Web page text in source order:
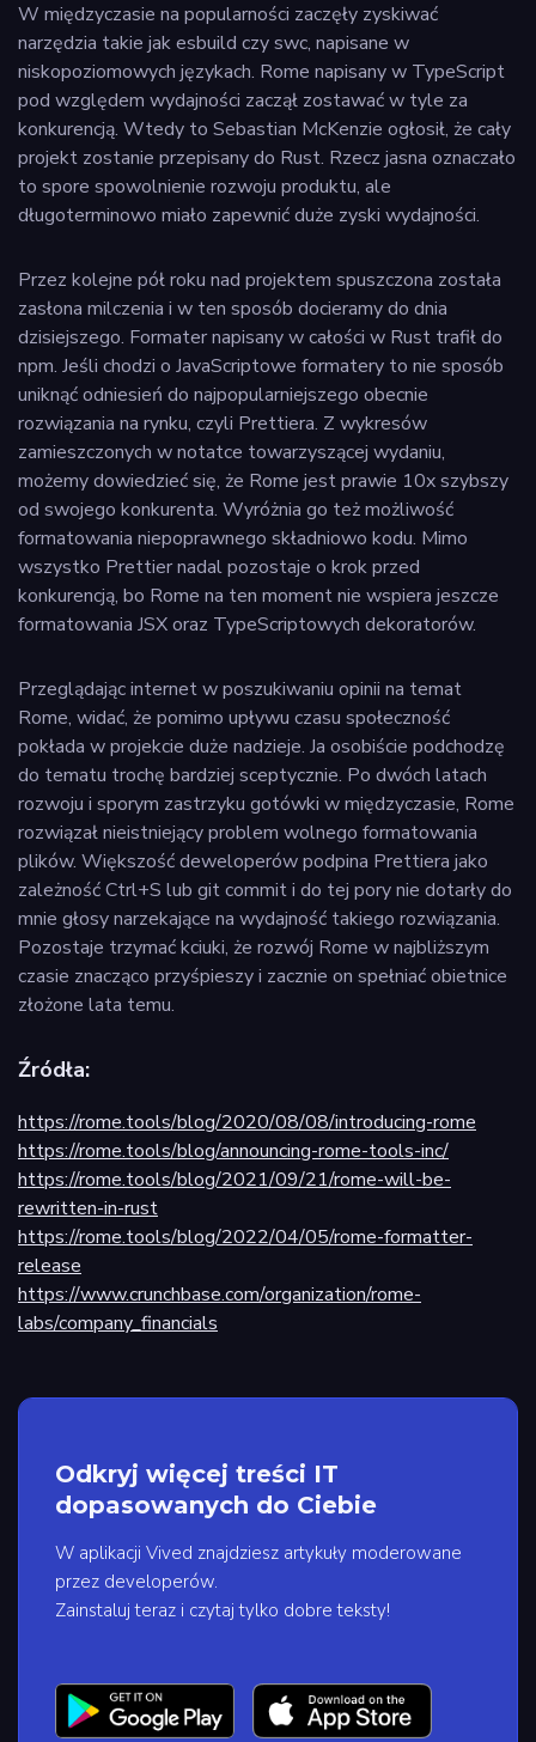
W międzyczasie na popularności zaczęły zyskiwać
narzędzia takie jak esbuild czy swc, napisane w
niskopoziomowych językach. Rome napisany w TypeScript
pod względem wydajności zaczął zostawać w tyle za
konkurencją. Wtedy to Sebastian McKenzie ogłosił, że cały
projekt zostanie przepisany do Rust. Rzecz jasna oznaczało
to spore spowolnienie rozwoju produktu, ale
długoterminowo miało zapewnić duże zyski wydajności.
Przez kolejne pół roku nad projektem spuszczona została
zasłona milczenia i w ten sposób docieramy do dnia
dzisiejszego. Formater napisany w całości w Rust trafił do
npm. Jeśli chodzi o JavaScriptowe formatery to nie sposób
uniknąć odniesień do najpopularniejszego obecnie
rozwiązania na rynku, czyli Prettiera. Z wykresów
zamieszczonych w notatce towarzyszącej wydaniu,
możemy dowiedzieć się, że Rome jest prawie 10x szybszy
od swojego konkurenta. Wyróżnia go też możliwość
formatowania niepoprawnego składniowo kodu. Mimo
wszystko Prettier nadal pozostaje o krok przed
konkurencją, bo Rome na ten moment nie wspiera jeszcze
formatowania JSX oraz TypeScriptowych dekoratorów.
Przeglądając internet w poszukiwaniu opinii na temat
Rome, widać, że pomimo upływu czasu społeczność
pokłada w projekcie duże nadzieje. Ja osobiście podchodzę
do tematu trochę bardziej sceptycznie. Po dwóch latach
rozwoju i sporym zastrzyku gotówki w międzyczasie, Rome
rozwiązał nieistniejący problem wolnego formatowania
plików. Większość deweloperów podpina Prettiera jako
zależność Ctrl+S lub git commit i do tej pory nie dotarły do
mnie głosy narzekające na wydajność takiego rozwiązania.
Pozostaje trzymać kciuki, że rozwój Rome w najbliższym
czasie znacząco przyśpieszy i zacznie on spełniać obietnice
złożone lata temu.
Źródła:
https://rome.tools/blog/2020/08/08/introducing-rome
https://rome.tools/blog/announcing-rome-tools-inc/
https://rome.tools/blog/2021/09/21/rome-will-be-
rewritten-in-rust
https://rome.tools/blog/2022/04/05/rome-formatter-
release
https://www.crunchbase.com/organization/rome-
labs/company_financials
Odkryj więcej treści IT
dopasowanych do Ciebie
W aplikacji Vived znajdziesz artykuły moderowane
przez developerów.
Zainstaluj teraz i czytaj tylko dobre teksty!